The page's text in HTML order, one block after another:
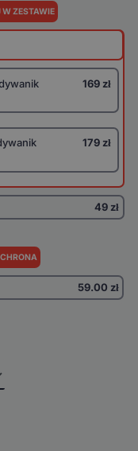
ZESTAWIE
169 zł
179 zł
49 zł
59.00 zł